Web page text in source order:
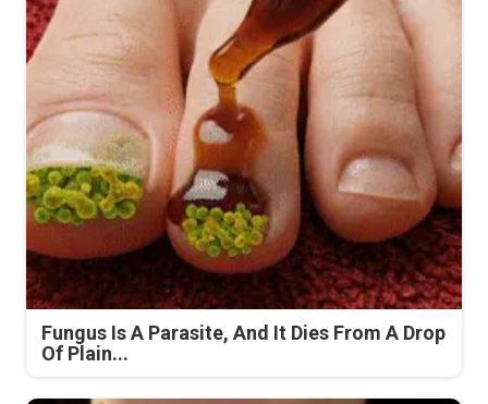
Fungus Is A Parasite, And It Dies From A Drop
Of Plain...